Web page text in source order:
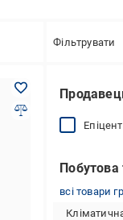
Фільтрувати
Побутова
всі товари